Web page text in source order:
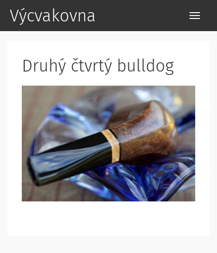
Výcvakovna
Druhý čtvrtý bulldog